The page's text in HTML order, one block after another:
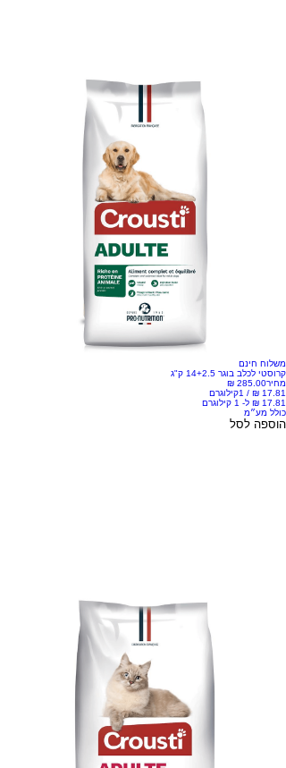
משלוח חינם
קרוסטי לכלב בוגר 14+2.5 ק"ג
מחיר
/ 1קילוגרם
כולל מע״מ
הוספה לסל